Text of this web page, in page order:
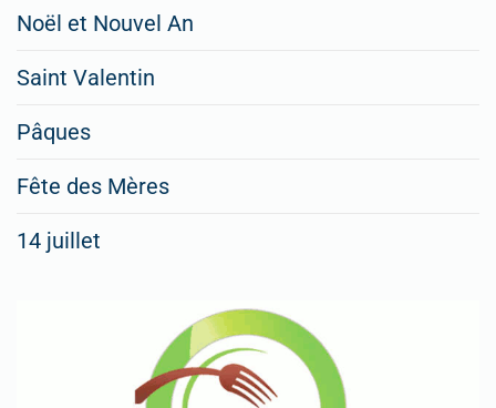
Noël et Nouvel An
Saint Valentin
Pâques
Fête des Mères
14 juillet